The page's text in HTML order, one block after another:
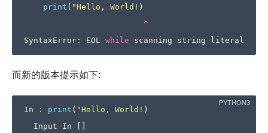
print ( "Hello, World!)
^
SyntaxError : EOL while scanning string literal
而新的版本提示如下:
In : print ( "Hello, World!)
Input
In